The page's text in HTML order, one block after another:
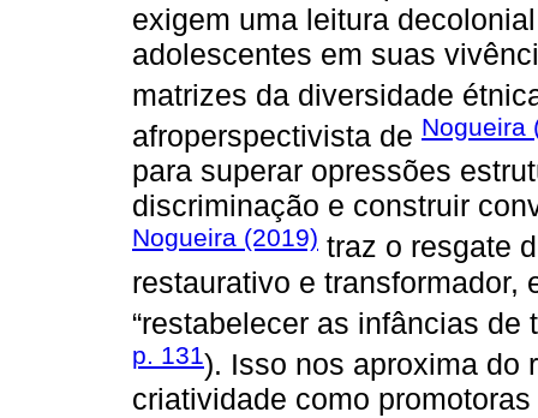
exigem uma leitura
adolescentes em suas
matrizes da diversidade
afroperspectivista de Nogueira
para superar opressões
discriminação e construir
Nogueira (2019) traz o resgate
restaurativo e transformador,
“restabelecer as infâncias de
p. 131). Isso nos aproxima do
criatividade como